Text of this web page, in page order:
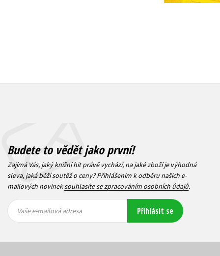
Budete to vědět jako první!
Zajímá Vás, jaký knižní hit právě vychází, na jaké zboží je výhodná
sleva, jaká běží soutěž o ceny? Přihlášením k odběru našich e-
mailových novineksouhlasíte se zpracováním osobních údajů.
mailová
mailová
Vaše e-mailová adresa Přihlásit se